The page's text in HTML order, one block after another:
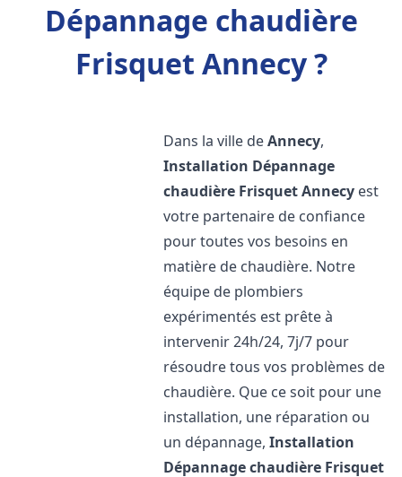
Dépannage chaudière
Frisquet Annecy ?
Dans la ville deAnnecy,
Installation Dépannage
chaudière FrisquetAnnecy est
votre partenaire de confiance
pour toutes vos besoins en
matière de chaudière. Notre
équipe de plombiers
expérimentés est prête à
intervenir 24h/24, 7j/7 pour
résoudre tous vos problèmes de
chaudière. Que ce soit pour une
installation, une réparation ou
un dépannage,Installation
Dépannage chaudière Frisquet